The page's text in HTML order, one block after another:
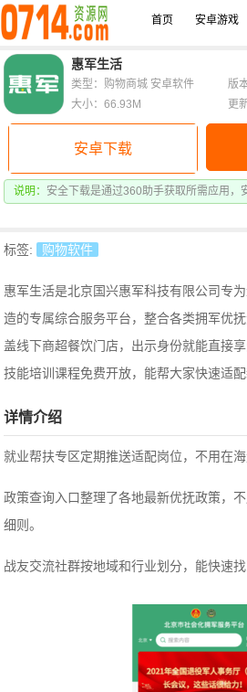
首页 安卓游戏
惠军生活
安卓下载
说明： 安全下载是通过360助手获取所需应用，
类型：购物商城 安卓软件
版
大小：66.93M
更
标签: 购物软件
惠军生活是北京国兴惠军科技有限公司专
造的专属综合服务平台，整合各类拥军优
盖线下商超餐饮门店，出示身份就能直接
技能培训课程免费开放，能帮大家快速适配
详情介绍
就业帮扶专区定期推送适配岗位，不用在
政策查询入口整理了各地最新优抚政策，
细则。
战友交流社群按地域和行业划分，能快速